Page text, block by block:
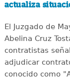
actualiza
El Juzgado de
Abelina Cruz
contratistas
adjudicar
conocido como